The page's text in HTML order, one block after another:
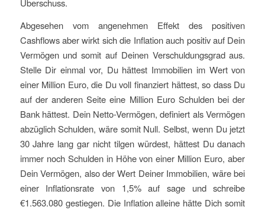
Überschuss.
Abgesehen vom angenehmen Effekt des positiven
Cashflows aber wirkt sich die Inflation auch positiv auf Dein
Vermögen und somit auf Deinen Verschuldungsgrad aus.
Stelle Dir einmal vor, Du hättest Immobilien im Wert von
einer Million Euro, die Du voll finanziert hättest, so dass Du
auf der anderen Seite eine Million Euro Schulden bei der
Bank hättest. Dein Netto-Vermögen, definiert als Vermögen
abzüglich Schulden, wäre somit Null. Selbst, wenn Du jetzt
30 Jahre lang gar nicht tilgen würdest, hättest Du danach
immer noch Schulden in Höhe von einer Million Euro, aber
Dein Vermögen, also der Wert Deiner Immobilien, wäre bei
einer Inflationsrate von 1,5% auf sage und schreibe
€1.563.080 gestiegen. Die Inflation alleine hätte Dich somit